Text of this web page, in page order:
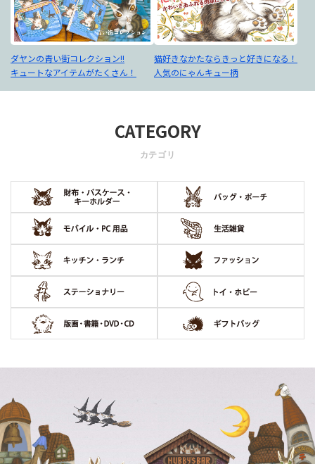
ダヤンの青い街コレクション!!
キュートなアイテムがたくさん！
猫好きなかたならきっと好きになる！
人気のにゃんキュー柄
CATEGORY
カテゴリ